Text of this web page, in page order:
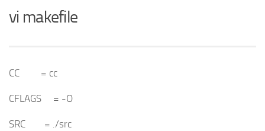
vi makefile
CC = cc
CFLAGS = -O
SRC = ./src